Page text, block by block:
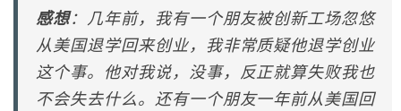
感想：几年前，我有一个朋友被创新工场忽悠
从美国退学回来创业，我非常质疑他退学创业
这个事。他对我说，没事，反正就算失败我也
不会失去什么。还有一个朋友一年前从美国回